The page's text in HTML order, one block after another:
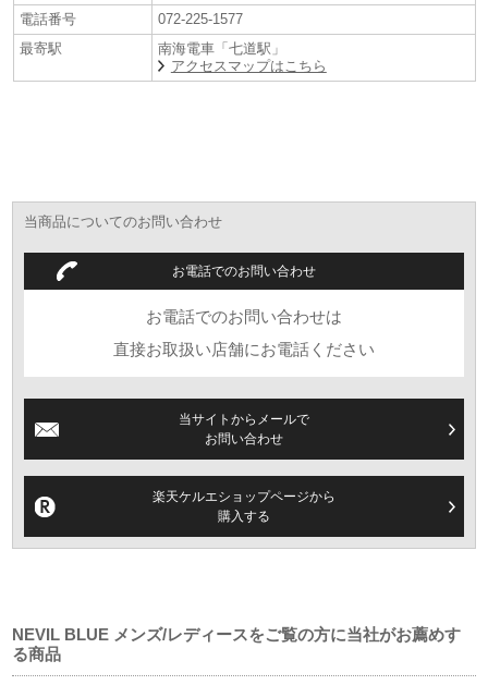
電話番号
072-225-1577
最寄駅
南海電車「七道駅」
アクセスマップはこちら
当商品についてのお問い合わせ
お電話でのお問い合わせ
お電話でのお問い合わせは
直接お取扱い店舗にお電話ください
当サイトからメールで
お問い合わせ
楽天ケルエショップページから
購入する
NEVIL BLUE メンズ/レディースをご覧の方に当社がお薦めす
る商品